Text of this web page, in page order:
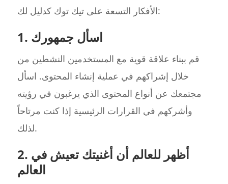
الأفكار التسعة على تيك توك كدليل لك:
1. اسأل جمهورك
قم ببناء علاقة قوية مع المستخدمين النشطين من
خلال إشراكهم في عملية إنشاء المحتوى. اسأل
مجتمعك عن أنواع المحتوى الذي يرغبون في رؤيته
وأشركهم في القرارات الرئيسية إذا كنت مرتاحاً
لذلك.
2. أظهر للعالم أن أغنيتك تعيش في
العالم